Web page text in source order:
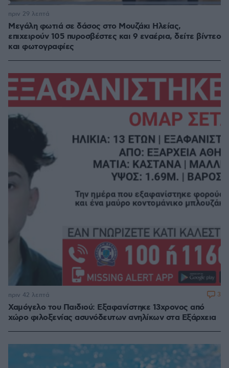
Loaded:
Μεγάλη φωτιά σε δάσος στο Μουζάκι Ηλείας,
επιχειρούν 105 πυροσβέστες και 9 εναέρια, δείτε βίντεο
και φωτογραφίες
πριν 29 λεπτά
Χαμόγελο του Παιδιού: Εξαφανίστηκε 13χρονος από
χώρο φιλοξενίας ασυνόδευτων ανηλίκων στα Εξάρχεια
πριν 42 λεπτά 3